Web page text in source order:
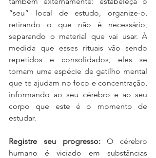
“seu” local de estudo, organize-o,
retirando o que não é necessário,
separando o material que vai usar. À
medida que esses rituais vão sendo
repetidos e consolidados, eles se
tornam uma espécie de gatilho mental
que te ajudam no foco e concentração,
informando ao seu cérebro e ao seu
corpo que este é o momento de
estudar.
Registre seu progresso: O cérebro
humano é viciado em substâncias